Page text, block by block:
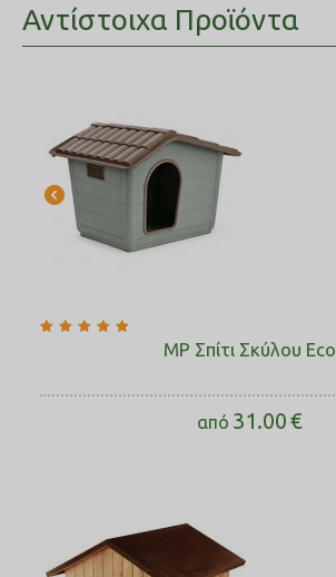
Αντίστοιχα Προϊόντα
MP Σπίτι Σκύλου Eco
από 31.00€